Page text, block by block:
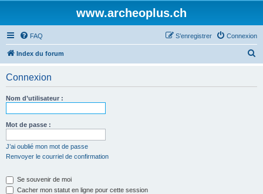
www.archeoplus.ch
FAQ Connexion
S’enregistrer
Index du forum
Connexion
Nom d’utilisateur :
Mot de passe :
J’ai oublié mon mot de passe
Renvoyer le courriel de confirmation
Se souvenir de moi
Cacher mon statut en ligne pour cette session